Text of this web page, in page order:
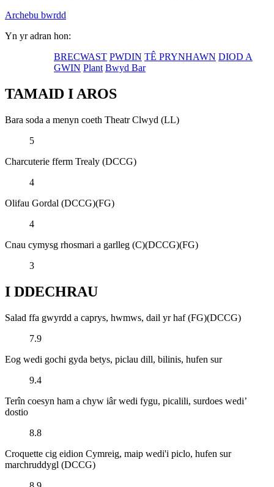
Archebu bwrdd
Yn yr adran hon:
BRECWAST PWDIN TÊ PRYNHAWN DIOD A
GWIN Plant Bwyd Bar
TAMAID I AROS
Bara soda a menyn coeth Theatr Clwyd (LL)
5
Charcuterie fferm Trealy (DCCG)
4
Olifau Gordal (DCCG)(FG)
4
Cnau cymysg rhosmari a garlleg (C)(DCCG)(FG)
3
I DDECHRAU
Salad ffa gwyrdd a caprys, hwmws, dail yr haf (FG)(DCCG)
7.9
Eog wedi gochi gyda betys, piclau dill, bilinis, hufen sur
9.4
Terîn coesyn ham a chyw iâr wedi fygu, picalili, surdoes wedi’
dostio
8.8
Croquette cig eidion Cymreig, maip wedi'i piclo, hufen sur
marchruddygl (DCCG)